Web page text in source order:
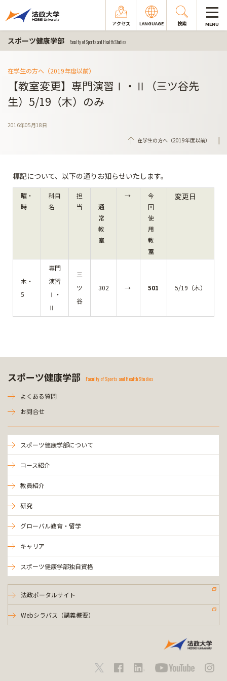
アクセス LANGUAGE 検索 MENU
スポーツ健康学部 Faculty of Sports and Health Studies
在学生の方へ（2019年度以前）
【教室変更】専門演習Ⅰ・Ⅱ（三ツ谷先
生）5/19（木）のみ
2016年05月18日
在学生の方へ（2019年度以前）
標記について、以下の通りお知らせいたします。
曜・
時
科目
名
担
当
通
常
教
室
→
今
回
使
用
教
室
変更日
木・
5
専門
演習
Ⅰ・
Ⅱ
三
ツ
谷
302 → 501 5/19（木）
スポーツ健康学部 Faculty of Sports and Health Studies
よくある質問
お問合せ
スポーツ健康学部について
コース紹介
教員紹介
研究
グローバル教育・留学
キャリア
スポーツ健康学部独自資格
法政ポータルサイト
Webシラバス（講義概要）